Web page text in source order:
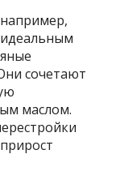
идеальным
сочетают
маслом.